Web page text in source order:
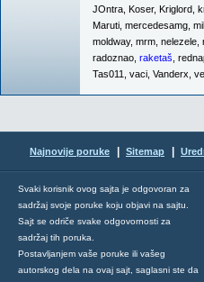
JOntra Koser, Kriglord
Maruti mercedesamg
moldway, mrm nelezele
radoznao raketaš
Tas011
vaci Vanderx
Najnovije poruke Sitemap
Svaki korisnik ovog sajta je odgovoran za
sadržaj svoje poruke koju objavi na sajtu.
Sajt se odriče svake odgovornosti za
sadržaj tih poruka.
Postavljanjem vaše poruke ili vašeg
autorskog dela na ovaj sajt, saglasni ste da